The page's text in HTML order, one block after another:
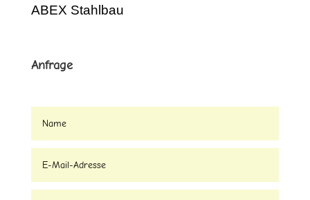
ABEX Stahlbau
Anfrage